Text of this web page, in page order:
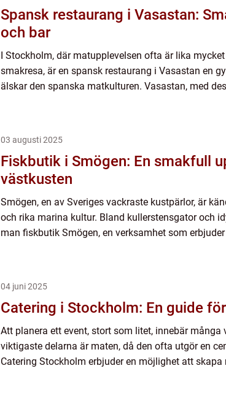
Spansk restaurang i Vasastan:
och bar
I Stockholm, där matupplevelsen ofta är lika
smakresa, är en spansk restaurang i Vasastan en
älskar den spanska matkulturen. Vasastan, med
03 augusti 2025
Fiskbutik i Smögen: En smakfull
västkusten
Smögen, en av Sveriges vackraste kustpärlor, är
och rika marina kultur. Bland kullerstensgator och
man fiskbutik Smögen, en verksamhet som
04 juni 2025
Catering i Stockholm: En guide
Att planera ett event, stort som litet, innebär många
viktigaste delarna är maten, då den ofta utgör en
Catering Stockholm erbjuder en möjlighet att skapa